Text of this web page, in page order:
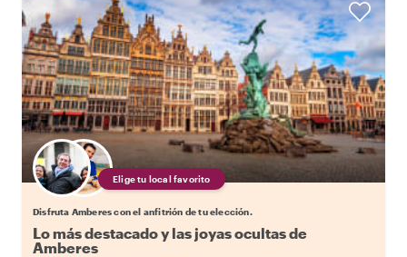
Elige tu local favorito
Disfruta Amberes con el anfitrión de tu elección.
Lo más destacado y las joyas ocultas de
Amberes